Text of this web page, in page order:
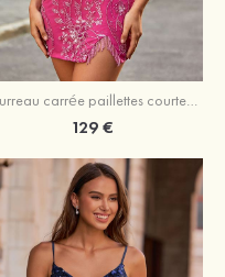
Fourreau carrée paillettes courte/mini robe de fête de la rentrée
129 €